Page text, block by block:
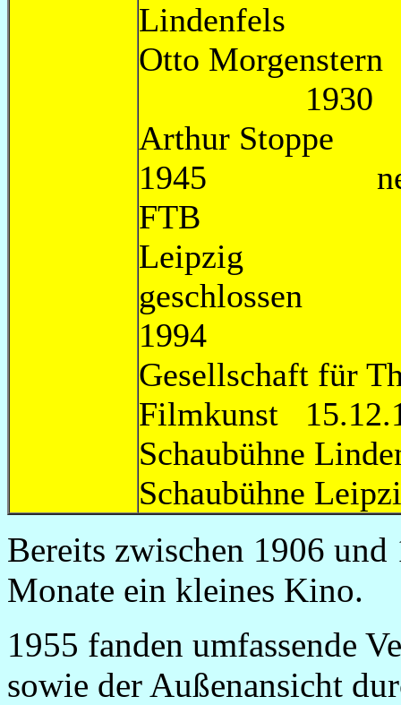
Lindenfels
Otto
1930
Arthur
1945 neuer
FTB
1994
Gesellschaft für
Filmkunst
Schaubühne
Bereits zwischen 1906
Monate ein kleines Kino.
1955 fanden umfassende
sowie der Außenansicht